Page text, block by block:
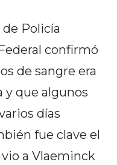
Policía
confirmó
de sangre era
que algunos
días
fue clave el
a Vlaeminck